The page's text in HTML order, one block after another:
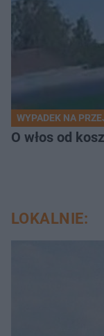
WYPADEK NA
O włos od
LOKALNIE: